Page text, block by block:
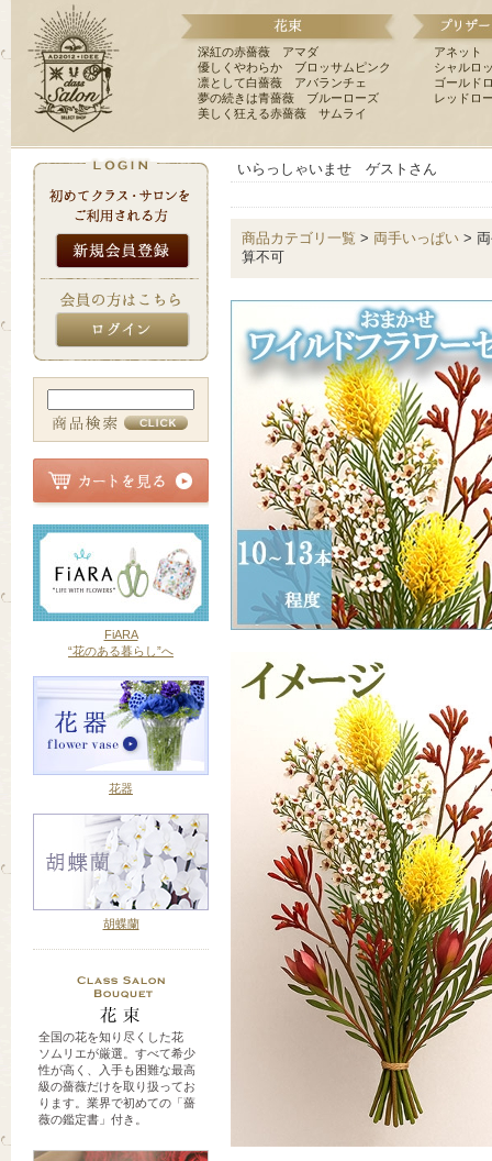
深紅の赤薔薇 アマダ
優しくやわらか ブロッサムピンク
凛として白薔薇 アバランチェ
夢の続きは青薔薇 ブルーローズ
美しく狂える赤薔薇 サムライ
アネット
シャルロ
ゴールド
レッドロ
FiARA
“花のある暮らし”へ
花器
胡蝶蘭
全国の花を知り尽くした花
ソムリエが厳選。すべて希少
性が高く、入手も困難な最高
級の薔薇だけを取り扱ってお
ります。業界で初めての「薔
薇の鑑定書」付き。
いらっしゃいませ ゲストさん
商品カテゴリ一覧 > 両手いっぱい >
算不可